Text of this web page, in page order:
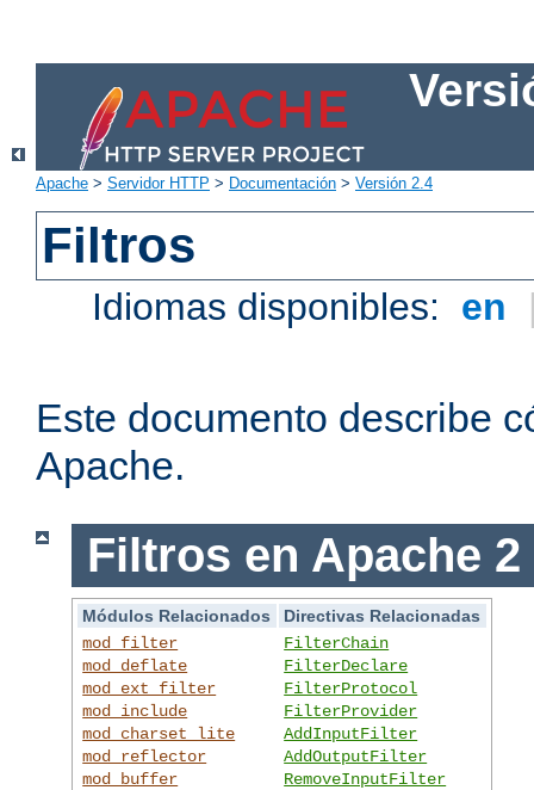
Apache > Servidor HTTP > Documentación > Versión 2.4
Filtros
Idiomas disponibles: en
Este documento describe
Apache.
Filtros en Apache 2
Módulos Relacionados
Directivas Relacionadas
mod_filter
mod_deflate
mod_ext_filter
mod_include
mod_charset_lite
mod_reflector
mod_buffer
FilterChain
FilterDeclare
FilterProtocol
FilterProvider
AddInputFilter
AddOutputFilter
RemoveInputFilter